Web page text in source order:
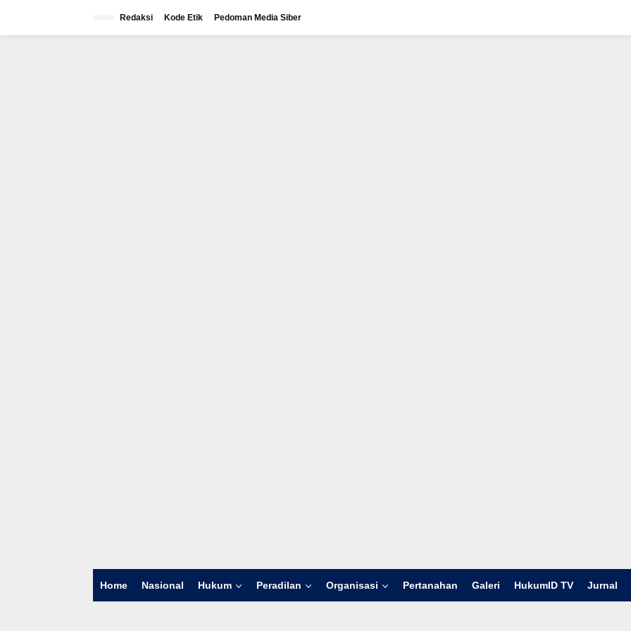
Redaksi Kode Etik Pedoman Media Siber
Home Nasional Hukum Peradilan Organisasi Pertanahan Galeri HukumID TV Jurnal